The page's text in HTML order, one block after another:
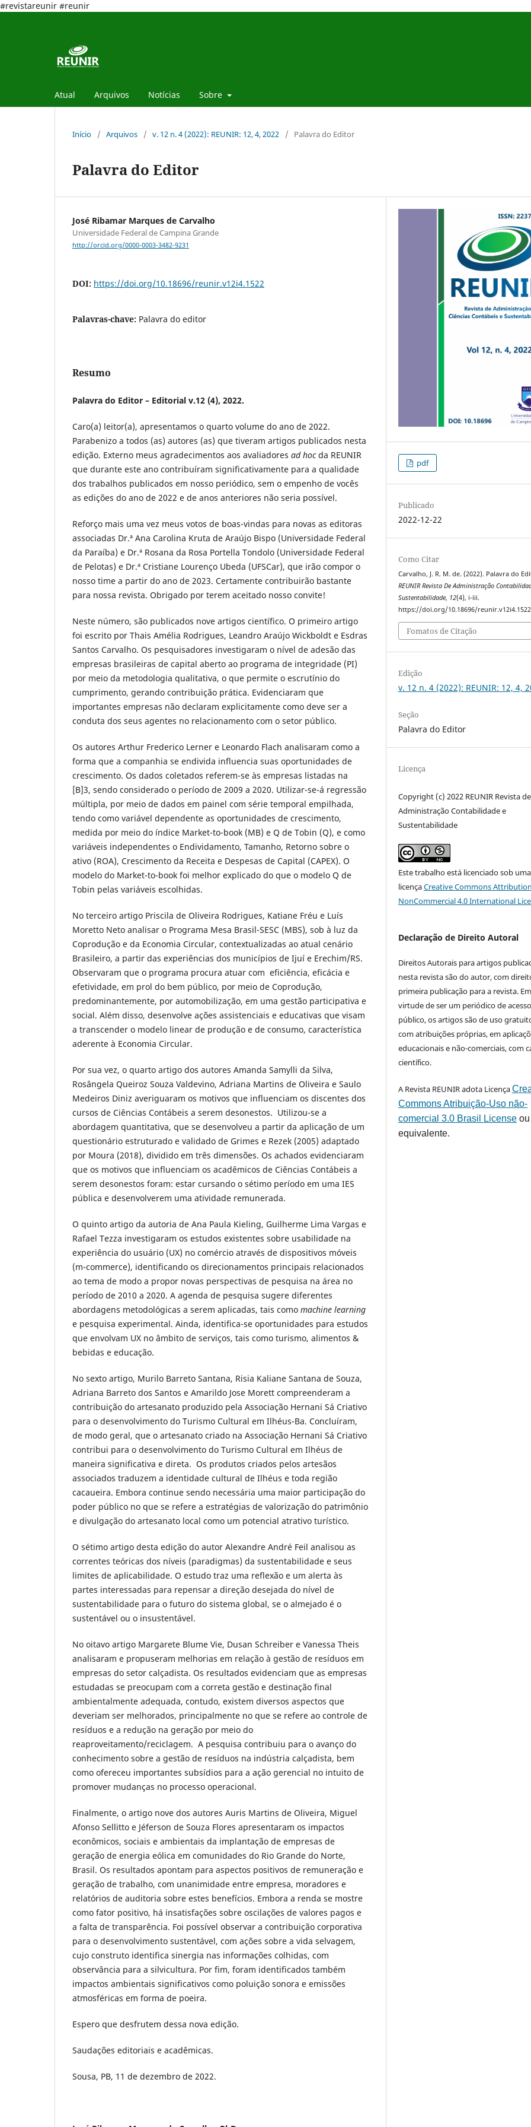
#revistareunir #reunir
Atual Arquivos Notícias Sobre
Início / Arquivos / v. 12 n. 4 (2022): REUNIR: 12, 4, 2022 / Palavra do Editor
Palavra do Editor
José Ribamar Marques de Carvalho
Universidade Federal de Campina Grande
http://orcid.org/0000-0003-3482-9231
DOI: https://doi.org/10.18696/reunir.v12i4.1522
Palavras-chave: Palavra do editor
Resumo
Palavra do Editor – Editorial v.12 (4), 2022.
Caro(a) leitor(a), apresentamos o quarto volume do ano de 2022.
Parabenizo a todos (as) autores (as) que tiveram artigos publicados nesta
edição. Externo meus agradecimentos aos avaliadores ad hocda REUNIR
que durante este ano contribuíram significativamente para a qualidade
dos trabalhos publicados em nosso periódico, sem o empenho de vocês
as edições do ano de 2022 e de anos anteriores não seria possível.
Reforço mais uma vez meus votos de boas-vindas para novas as editoras
associadas Dr.ª Ana Carolina Kruta de Araújo Bispo (Universidade Federal
da Paraíba) e Dr.ª Rosana da Rosa Portella Tondolo (Universidade Federal
de Pelotas) e Dr.ª Cristiane Lourenço Ubeda (UFSCar), que irão compor o
nosso time a partir do ano de 2023. Certamente contribuirão bastante
para nossa revista. Obrigado por terem aceitado nosso convite!
Neste número, são publicados nove artigos científico. O primeiro artigo
foi escrito por Thais Amélia Rodrigues, Leandro Araújo Wickboldt e Esdras
Santos Carvalho. Os pesquisadores investigaram o nível de adesão das
empresas brasileiras de capital aberto ao programa de integridade (PI)
por meio da metodologia qualitativa, o que permite o escrutínio do
cumprimento, gerando contribuição prática. Evidenciaram que
importantes empresas não declaram explicitamente como deve ser a
conduta dos seus agentes no relacionamento com o setor público.
Os autores Arthur Frederico Lerner e Leonardo Flach analisaram como a
forma que a companhia se endivida influencia suas oportunidades de
crescimento. Os dados coletados referem-se às empresas listadas na
[B]3, sendo considerado o período de 2009 a 2020. Utilizar-se-á regressão
múltipla, por meio de dados em painel com série temporal empilhada,
tendo como variável dependente as oportunidades de crescimento,
medida por meio do índice Market-to-book (MB) e Q de Tobin (Q), e como
variáveis independentes o Endividamento, Tamanho, Retorno sobre o
ativo (ROA), Crescimento da Receita e Despesas de Capital (CAPEX). O
modelo do Market-to-book foi melhor explicado do que o modelo Q de
Tobin pelas variáveis escolhidas.
No terceiro artigo Priscila de Oliveira Rodrigues, Katiane Fréu e Luís
Moretto Neto analisar o Programa Mesa Brasil-SESC (MBS), sob à luz da
Coprodução e da Economia Circular, contextualizadas ao atual cenário
Brasileiro, a partir das experiências dos municípios de Ijuí e Erechim/RS.
Observaram que o programa procura atuar com eficiência, eficácia e
efetividade, em prol do bem público, por meio de Coprodução,
predominantemente, por automobilização, em uma gestão participativa e
social. Além disso, desenvolve ações assistenciais e educativas que visam
a transcender o modelo linear de produção e de consumo, característica
aderente à Economia Circular.
Por sua vez, o quarto artigo dos autores Amanda Samylli da Silva,
Rosângela Queiroz Souza Valdevino, Adriana Martins de Oliveira e Saulo
Medeiros Diniz averiguaram os motivos que influenciam os discentes dos
cursos de Ciências Contábeis a serem desonestos. Utilizou-se a
abordagem quantitativa, que se desenvolveu a partir da aplicação de um
questionário estruturado e validado de Grimes e Rezek (2005) adaptado
por Moura (2018), dividido em três dimensões. Os achados evidenciaram
que os motivos que influenciam os acadêmicos de Ciências Contábeis a
serem desonestos foram: estar cursando o sétimo período em uma IES
pública e desenvolverem uma atividade remunerada.
O quinto artigo da autoria de Ana Paula Kieling, Guilherme Lima Vargas e
Rafael Tezza investigaram os estudos existentes sobre usabilidade na
experiência do usuário (UX) no comércio através de dispositivos móveis
(m-commerce), identificando os direcionamentos principais relacionados
ao tema de modo a propor novas perspectivas de pesquisa na área no
período de 2010 a 2020. A agenda de pesquisa sugere diferentes
abordagens metodológicas a serem aplicadas, tais como machine learning
e pesquisa experimental. Ainda, identifica-se oportunidades para estudos
que envolvam UX no âmbito de serviços, tais como turismo, alimentos &
bebidas e educação.
No sexto artigo, Murilo Barreto Santana, Risia Kaliane Santana de Souza,
Adriana Barreto dos Santos e Amarildo Jose Morett compreenderam a
contribuição do artesanato produzido pela Associação Hernani Sá Criativo
para o desenvolvimento do Turismo Cultural em Ilhéus-Ba. Concluíram,
de modo geral, que o artesanato criado na Associação Hernani Sá Criativo
contribui para o desenvolvimento do Turismo Cultural em Ilhéus de
maneira significativa e direta. Os produtos criados pelos artesãos
associados traduzem a identidade cultural de Ilhéus e toda região
cacaueira. Embora continue sendo necessária uma maior participação do
poder público no que se refere a estratégias de valorização do patrimônio
e divulgação do artesanato local como um potencial atrativo turístico.
O sétimo artigo desta edição do autor Alexandre André Feil analisou as
correntes teóricas dos níveis (paradigmas) da sustentabilidade e seus
limites de aplicabilidade. O estudo traz uma reflexão e um alerta às
partes interessadas para repensar a direção desejada do nível de
sustentabilidade para o futuro do sistema global, se o almejado é o
sustentável ou o insustentável.
No oitavo artigo Margarete Blume Vie, Dusan Schreiber e Vanessa Theis
analisaram e propuseram melhorias em relação à gestão de resíduos em
empresas do setor calçadista. Os resultados evidenciam que as empresas
estudadas se preocupam com a correta gestão e destinação final
ambientalmente adequada, contudo, existem diversos aspectos que
deveriam ser melhorados, principalmente no que se refere ao controle de
resíduos e a redução na geração por meio do
reaproveitamento/reciclagem. A pesquisa contribuiu para o avanço do
conhecimento sobre a gestão de resíduos na indústria calçadista, bem
como ofereceu importantes subsídios para a ação gerencial no intuito de
promover mudanças no processo operacional.
Finalmente, o artigo nove dos autores Auris Martins de Oliveira, Miguel
Afonso Sellitto e Jéferson de Souza Flores apresentaram os impactos
econômicos, sociais e ambientais da implantação de empresas de
geração de energia eólica em comunidades do Rio Grande do Norte,
Brasil. Os resultados apontam para aspectos positivos de remuneração e
geração de trabalho, com unanimidade entre empresa, moradores e
relatórios de auditoria sobre estes benefícios. Embora a renda se mostre
como fator positivo, há insatisfações sobre oscilações de valores pagos e
a falta de transparência. Foi possível observar a contribuição corporativa
para o desenvolvimento sustentável, com ações sobre a vida selvagem,
cujo construto identifica sinergia nas informações colhidas, com
observância para a silvicultura. Por fim, foram identificados também
impactos ambientais significativos como poluição sonora e emissões
atmosféricas em forma de poeira.
Espero que desfrutem dessa nova edição.
Saudações editoriais e acadêmicas.
Sousa, PB, 11 de dezembro de 2022.
pdf
Publicado
2022-12-22
Como Citar
Carvalho, J. R. M. de. (2022). Palavra do
REUNIR Revista De Administração
Sustentabilidade, 12(4), i-iii.
https://doi.org/10.18696/reunir.v12i4.1522
Fomatos de Citação
Edição
v. 12 n. 4 (2022): REUNIR: 12, 4,
Seção
Palavra do Editor
Licença
Copyright (c) 2022 REUNIR Revista de
Administração Contabilidade e
Sustentabilidade
Este trabalho está licenciado sob uma
licençaCreative Commons
NonCommercial 4.0 International
Declaração de Direito Autoral
Direitos Autorais para artigos
nesta revista são do autor, com
primeira publicação para a revista. Em
virtude de ser um periódico de acesso
público, os artigos são de uso
com atribuições próprias, em
educacionais e não-comerciais, com
científico.
A Revista REUNIR adota Licença
Commons Atribuição-Uso não-
comercial 3.0 Brasil License
equivalente.